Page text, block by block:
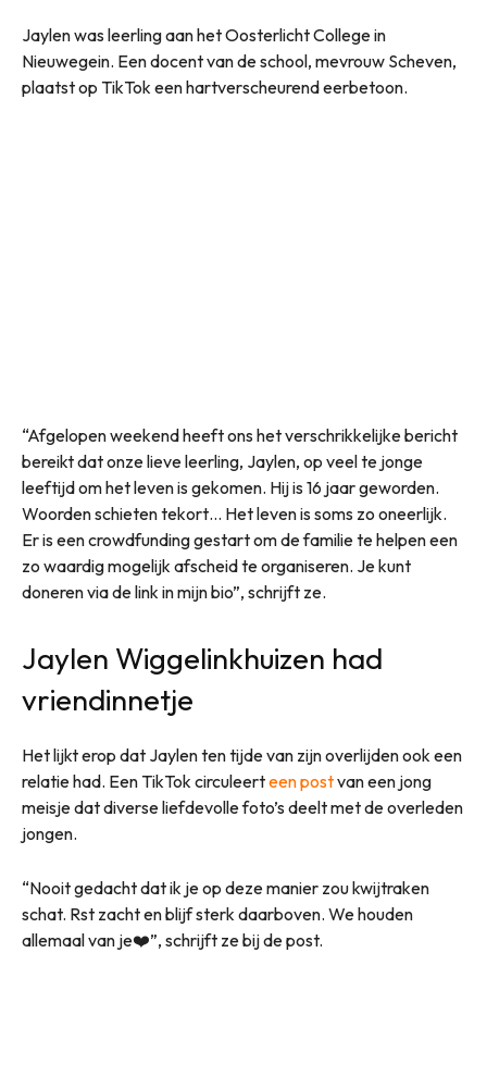
Jaylen was leerling aan het Oosterlicht College in
Nieuwegein. Een docent van de school, mevrouw Scheven,
plaatst op TikTok een hartverscheurend eerbetoon.
“Afgelopen weekend heeft ons het verschrikkelijke bericht
bereikt dat onze lieve leerling, Jaylen, op veel te jonge
leeftijd om het leven is gekomen. Hij is 16 jaar geworden.
Woorden schieten tekort… Het leven is soms zo oneerlijk.
Er is een crowdfunding gestart om de familie te helpen een
zo waardig mogelijk afscheid te organiseren. Je kunt
doneren via de link in mijn bio”, schrijft ze.
Jaylen Wiggelinkhuizen had
vriendinnetje
Het lijkt erop dat Jaylen ten tijde van zijn overlijden ook een
relatie had. Een TikTok circuleerteen postvan een jong
meisje dat diverse liefdevolle foto’s deelt met de overleden
jongen.
“Nooit gedacht dat ik je op deze manier zou kwijtraken
schat. Rst zacht en blijf sterk daarboven. We houden
allemaal van je❤️”, schrijft ze bij de post.